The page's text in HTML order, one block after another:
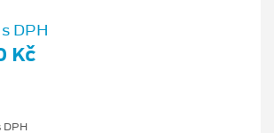
DPH
Kč
DPH